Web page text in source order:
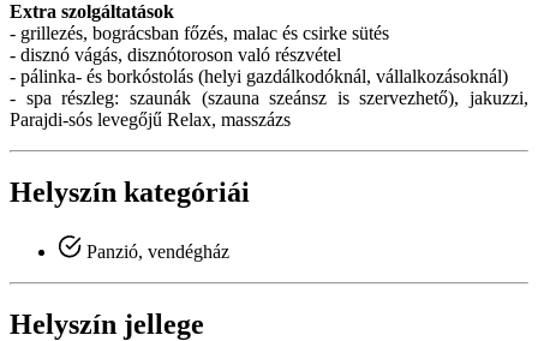
Extra szolgáltatások
- grillezés, bográcsban főzés, malac és csirke sütés
- disznó vágás, disznótoroson való részvétel
- pálinka- és borkóstolás (helyi gazdálkodóknál, vállalkozásoknál)
- spa részleg: szaunák (szauna szeánsz is szervezhető), jakuzzi,
Parajdi-sós levegőjű Relax, masszázs
Helyszín kategóriái
Panzió, vendégház
Helyszín jellege